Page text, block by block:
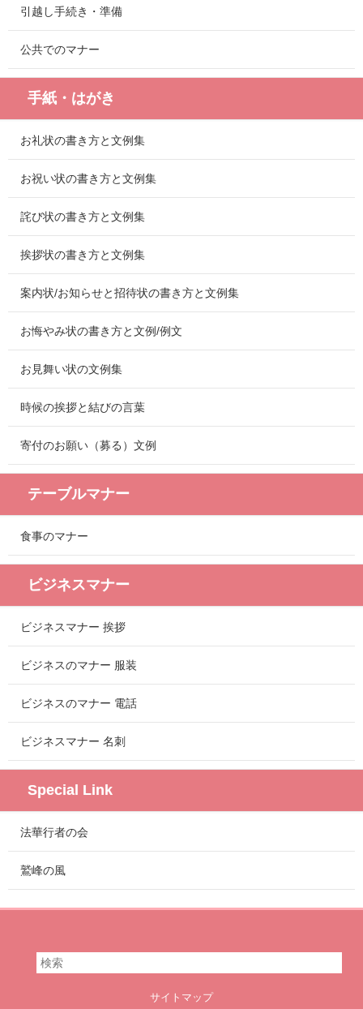
引越し手続き・準備
公共でのマナー
手紙・はがき
お礼状の書き方と文例集
お祝い状の書き方と文例集
詫び状の書き方と文例集
挨拶状の書き方と文例集
案内状/お知らせと招待状の書き方と文例集
お悔やみ状の書き方と文例/例文
お見舞い状の文例集
時候の挨拶と結びの言葉
寄付のお願い（募る）文例
テーブルマナー
食事のマナー
ビジネスマナー
ビジネスマナー 挨拶
ビジネスのマナー 服装
ビジネスのマナー 電話
ビジネスマナー 名刺
Special Link
法華行者の会
鷲峰の風
サイトマップ